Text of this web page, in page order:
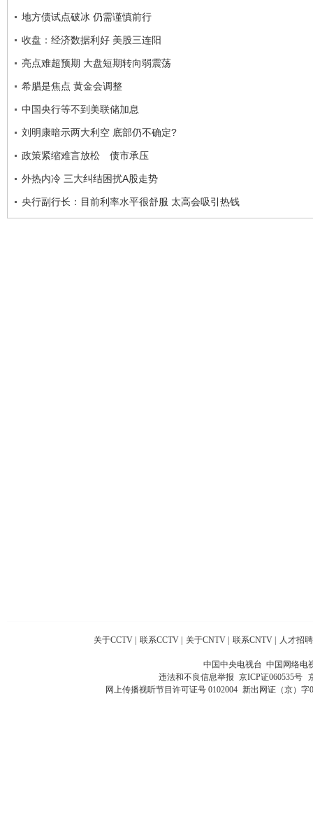
地方债试点破冰 仍需谨慎前行
收盘：经济数据利好 美股三连阳
亮点难超预期 大盘短期转向弱震荡
希腊是焦点 黄金会调整
中国央行等不到美联储加息
刘明康暗示两大利空 底部仍不确定?
政策紧缩难言放松 债市承压
外热内冷 三大纠结困扰A股走势
央行副行长：目前利率水平很舒服 太高会吸引热钱
关于CCTV 联系CCTV 关于CNTV 联系CNTV 人才招聘
中国中央电视台 中国网络电
违法和不良信息举报 京ICP证060535号
网上传播视听节目许可证号 0102004 新出网证（京）